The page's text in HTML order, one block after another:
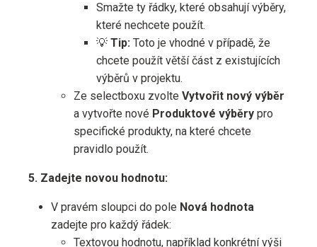
Smažte ty řádky, které obsahují výběry,
které nechcete použít.
💡 Tip: Toto je vhodné v případě, že
chcete použít větší část z existujících
výběrů v projektu.
Ze selectboxu zvolte Vytvořit nový výběr
a vytvořte nové Produktové výběry pro
specifické produkty, na které chcete
pravidlo použít.
5. Zadejte novou hodnotu:
V pravém sloupci do pole Nová hodnota
zadejte pro každý řádek:
Textovou hodnotu, například konkrétní výši